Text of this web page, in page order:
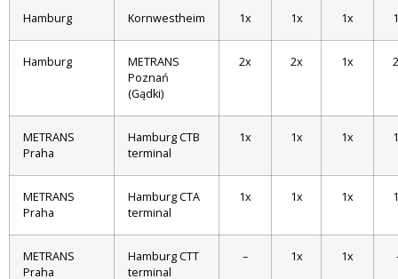
Hamburg Kornwestheim 1x 1x 1x
Hamburg
METRANS
Poznań
(Gądki)
2x 2x 1x
METRANS
Praha
Hamburg CTB
terminal
1x 1x 1x
METRANS
Praha
Hamburg CTA
terminal
1x 1x 1x
METRANS
Praha
Hamburg CTT
terminal
– 1x 1x